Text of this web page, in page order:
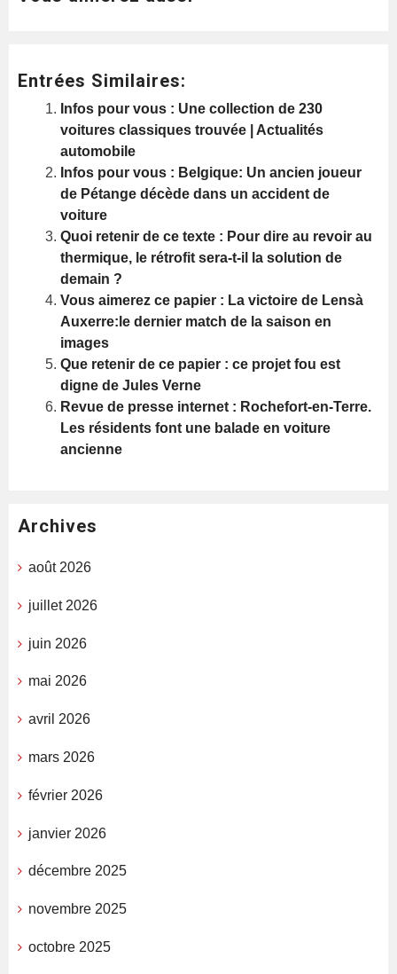
Entrées Similaires:
Infos pour vous : Une collection de 230
voitures classiques trouvée | Actualités
automobile
Infos pour vous : Belgique: Un ancien joueur
de Pétange décède dans un accident de
voiture
Quoi retenir de ce texte : Pour dire au revoir au
thermique, le rétrofit sera-t-il la solution de
demain ?
Vous aimerez ce papier : La victoire de Lensà
Auxerre:le dernier match de la saison en
images
Que retenir de ce papier : ce projet fou est
digne de Jules Verne
Revue de presse internet : Rochefort-en-Terre.
Les résidents font une balade en voiture
ancienne
Archives
août 2026
juillet 2026
juin 2026
mai 2026
avril 2026
mars 2026
février 2026
janvier 2026
décembre 2025
novembre 2025
octobre 2025